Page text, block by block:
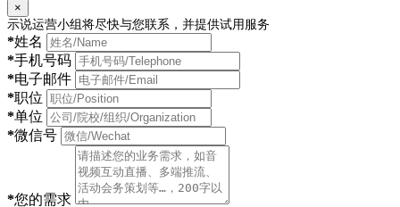
×
示说运营小组将尽快与您联系，并提供试用服务
*姓名
*手机号码
*电子邮件
*职位
*单位
*微信号
*您的需求